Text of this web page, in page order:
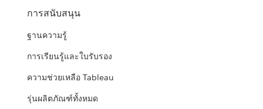
การสนับสนุน
ฐานความรู้
การเรียนรู้และใบรับรอง
ความช่วยเหลือ Tableau
รุ่นผลิตภัณฑ์ทั้งหมด